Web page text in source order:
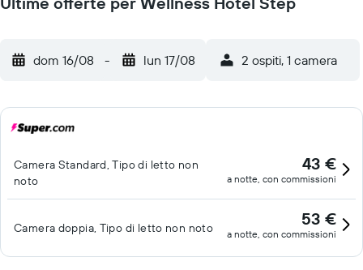
dom 16/08 - lun 17/08 2 ospiti, 1 camera
Camera Standard, Tipo di letto non
noto
43 €
a notte, con commissioni
Camera doppia, Tipo di letto non noto 53 €
a notte, con commissioni